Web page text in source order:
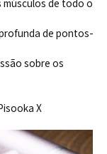
de pontos-
sobre os
X